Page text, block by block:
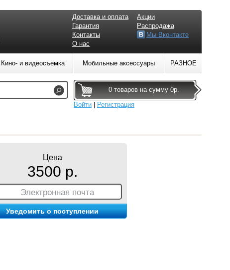
Цена
3500 р.
Электронная почта
Доставка и оплата
Гарантия
Контакты
О нас
Акции
Распродажа
Мы Вконтакте
Кино- и видеосъемка Мобильные аксессуары РАЗНОЕ
0 товаров на сумму 0р.
Войти
Регистрация